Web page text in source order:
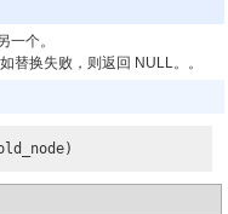
个。
替换失败，则返回 NULL。。